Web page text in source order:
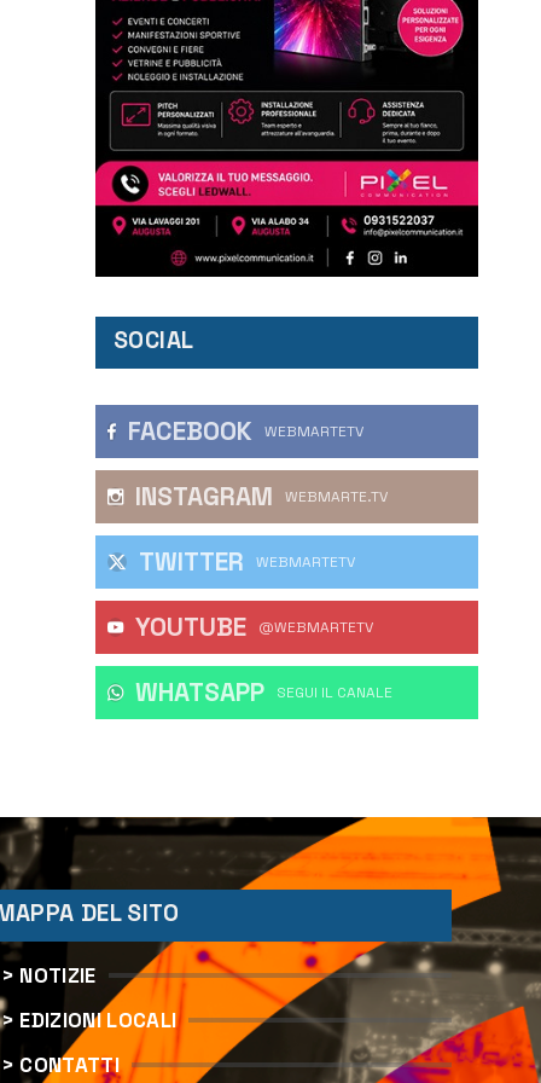
SOCIAL
FACEBOOK WEBMARTETV
INSTAGRAM WEBMARTE.TV
TWITTER WEBMARTETV
YOUTUBE @WEBMARTETV
WHATSAPP ‎SEGUI IL CANALE
DEL SITO
> NOTIZIE
> EDIZIONI LOCALI
> CONTATTI